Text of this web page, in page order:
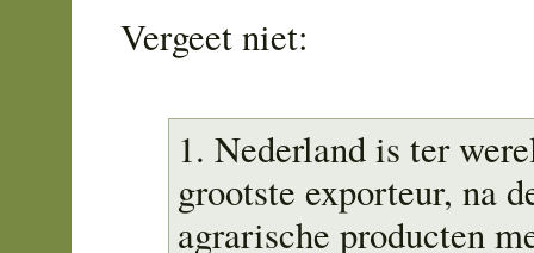
Vergeet niet:
1. Nederland is ter
grootste exporteur, na
agrarische producten